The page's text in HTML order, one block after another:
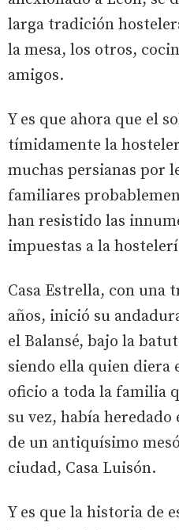
larga tradición
la mesa, los otros,
amigos.
Y es que ahora que el
tímidamente la
muchas persianas por
familiares
han resistido las
impuestas a la
Casa Estrella, con una
años, inició su
el Balansé, bajo la
siendo ella quien diera
oficio a toda la familia
su vez, había
de un antiquísimo
ciudad, Casa Luisón.
Y es que la historia de